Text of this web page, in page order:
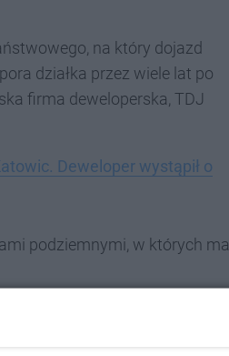
na który dojazd
działka przez wiele lat po
firma deweloperska, TDJ
Deweloper wystąpił o
podziemnymi, w których ma